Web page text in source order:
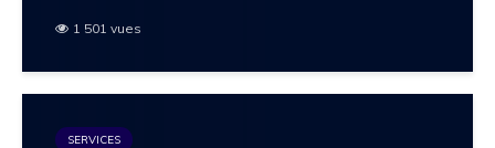
1 501 vues
SERVICES